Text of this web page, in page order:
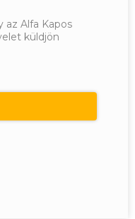
az Alfa Kapos
küldjön